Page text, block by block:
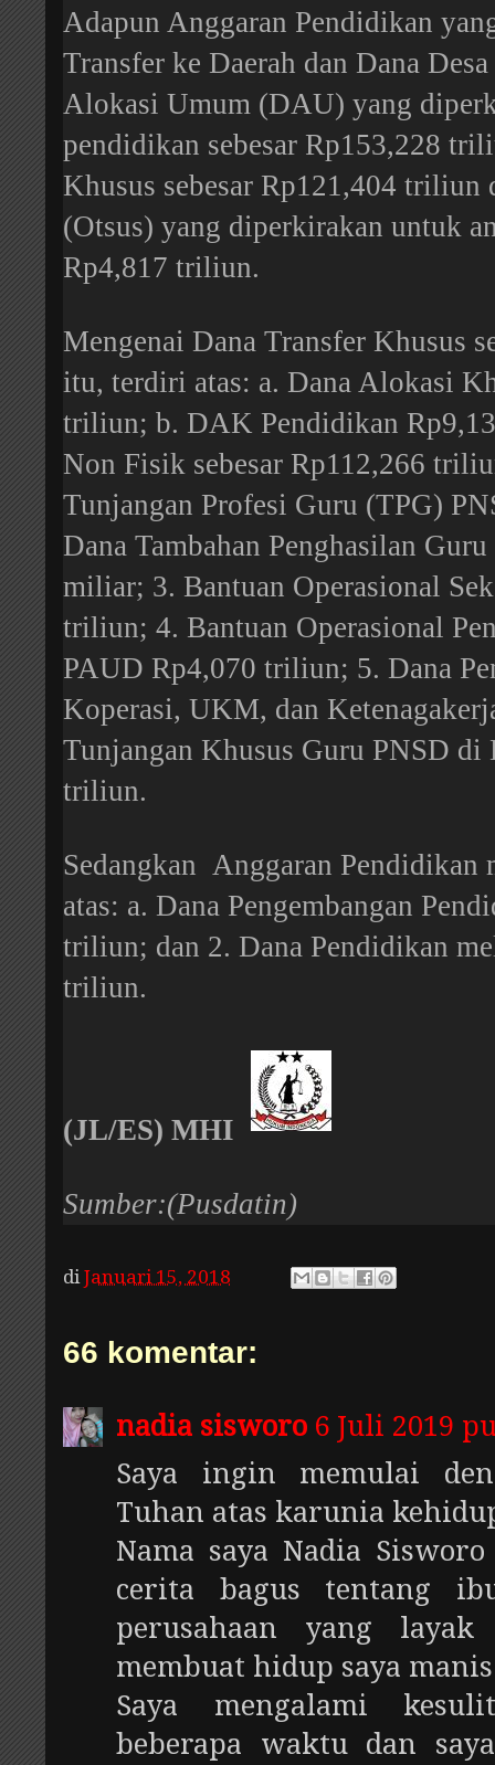
Adapun Anggaran Pendidikan
Transfer ke Daerah dan Dana
Alokasi Umum (DAU) yang
pendidikan sebesar Rp153,228
Khusus sebesar Rp121,404
(Otsus) yang diperkirakan untuk
Rp4,817 triliun.
Mengenai Dana Transfer Khusus
itu, terdiri atas: a. Dana Alokasi
triliun; b. DAK Pendidikan
Non Fisik sebesar Rp112,266
Tunjangan Profesi Guru (TPG)
Dana Tambahan Penghasilan
miliar; 3. Bantuan Operasional
triliun; 4. Bantuan Operasional
PAUD Rp4,070 triliun; 5. Dana
Koperasi, UKM, dan
Tunjangan Khusus Guru PNSD di
triliun.
Sedangkan Anggaran Pendidikan
atas: a. Dana Pengembangan
triliun; dan 2. Dana Pendidikan
triliun.
(JL/ES) MHI
Sumber:(Pusdatin)
di Januari 15, 2018
66 komentar:
nadia sisworo 6 Juli 2019
Saya ingin memulai
Tuhan atas karunia
Nama saya Nadia
cerita bagus tentang
perusahaan yang
membuat hidup saya
Saya mengalami
beberapa waktu dan